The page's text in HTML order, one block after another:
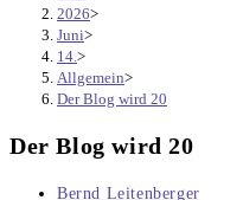
2026>
Juni>
14. >
Allgemein>
Der Blog wird 20
Der Blog wird 20
Beitrags-
Bernd Leitenberger